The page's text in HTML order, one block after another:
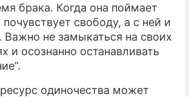
брака. Когда она поймает
почувствует свободу, а с ней и
Важно не замыкаться на своих
и осознанно останавливать
одиночества может